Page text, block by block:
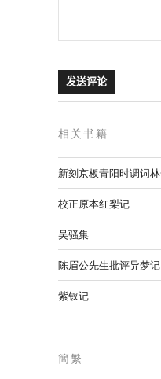
相关书籍
新刻京板青阳时调词
校正原本红梨记
吴骚集
陈眉公先生批评异梦记
紫钗记
簡繁